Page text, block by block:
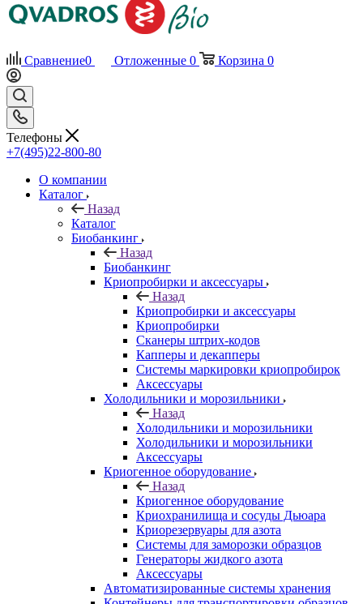
Сравнение0 Отложенные 0 Корзина 0
Телефоны
+7(495)22-800-80
О компании
Каталог
Назад
Каталог
Биобанкинг
Назад
Биобанкинг
Криопробирки и аксессуары
Назад
Криопробирки и аксессуары
Криопробирки
Сканеры штрих-кодов
Капперы и декапперы
Системы маркировки криопробирок
Аксессуары
Холодильники и морозильники
Назад
Холодильники и морозильники
Холодильники и морозильники
Аксессуары
Криогенное оборудование
Назад
Криогенное оборудование
Криохранилища и сосуды Дьюара
Криорезервуары для азота
Системы для заморозки образцов
Генераторы жидкого азота
Аксессуары
Автоматизированные системы хранения